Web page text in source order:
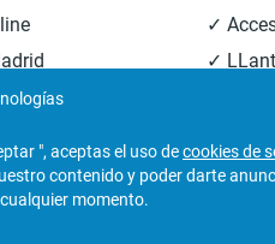
✓
✓
Europiezas
", aceptas el uso decookies de
contenido y poder darte
momento.